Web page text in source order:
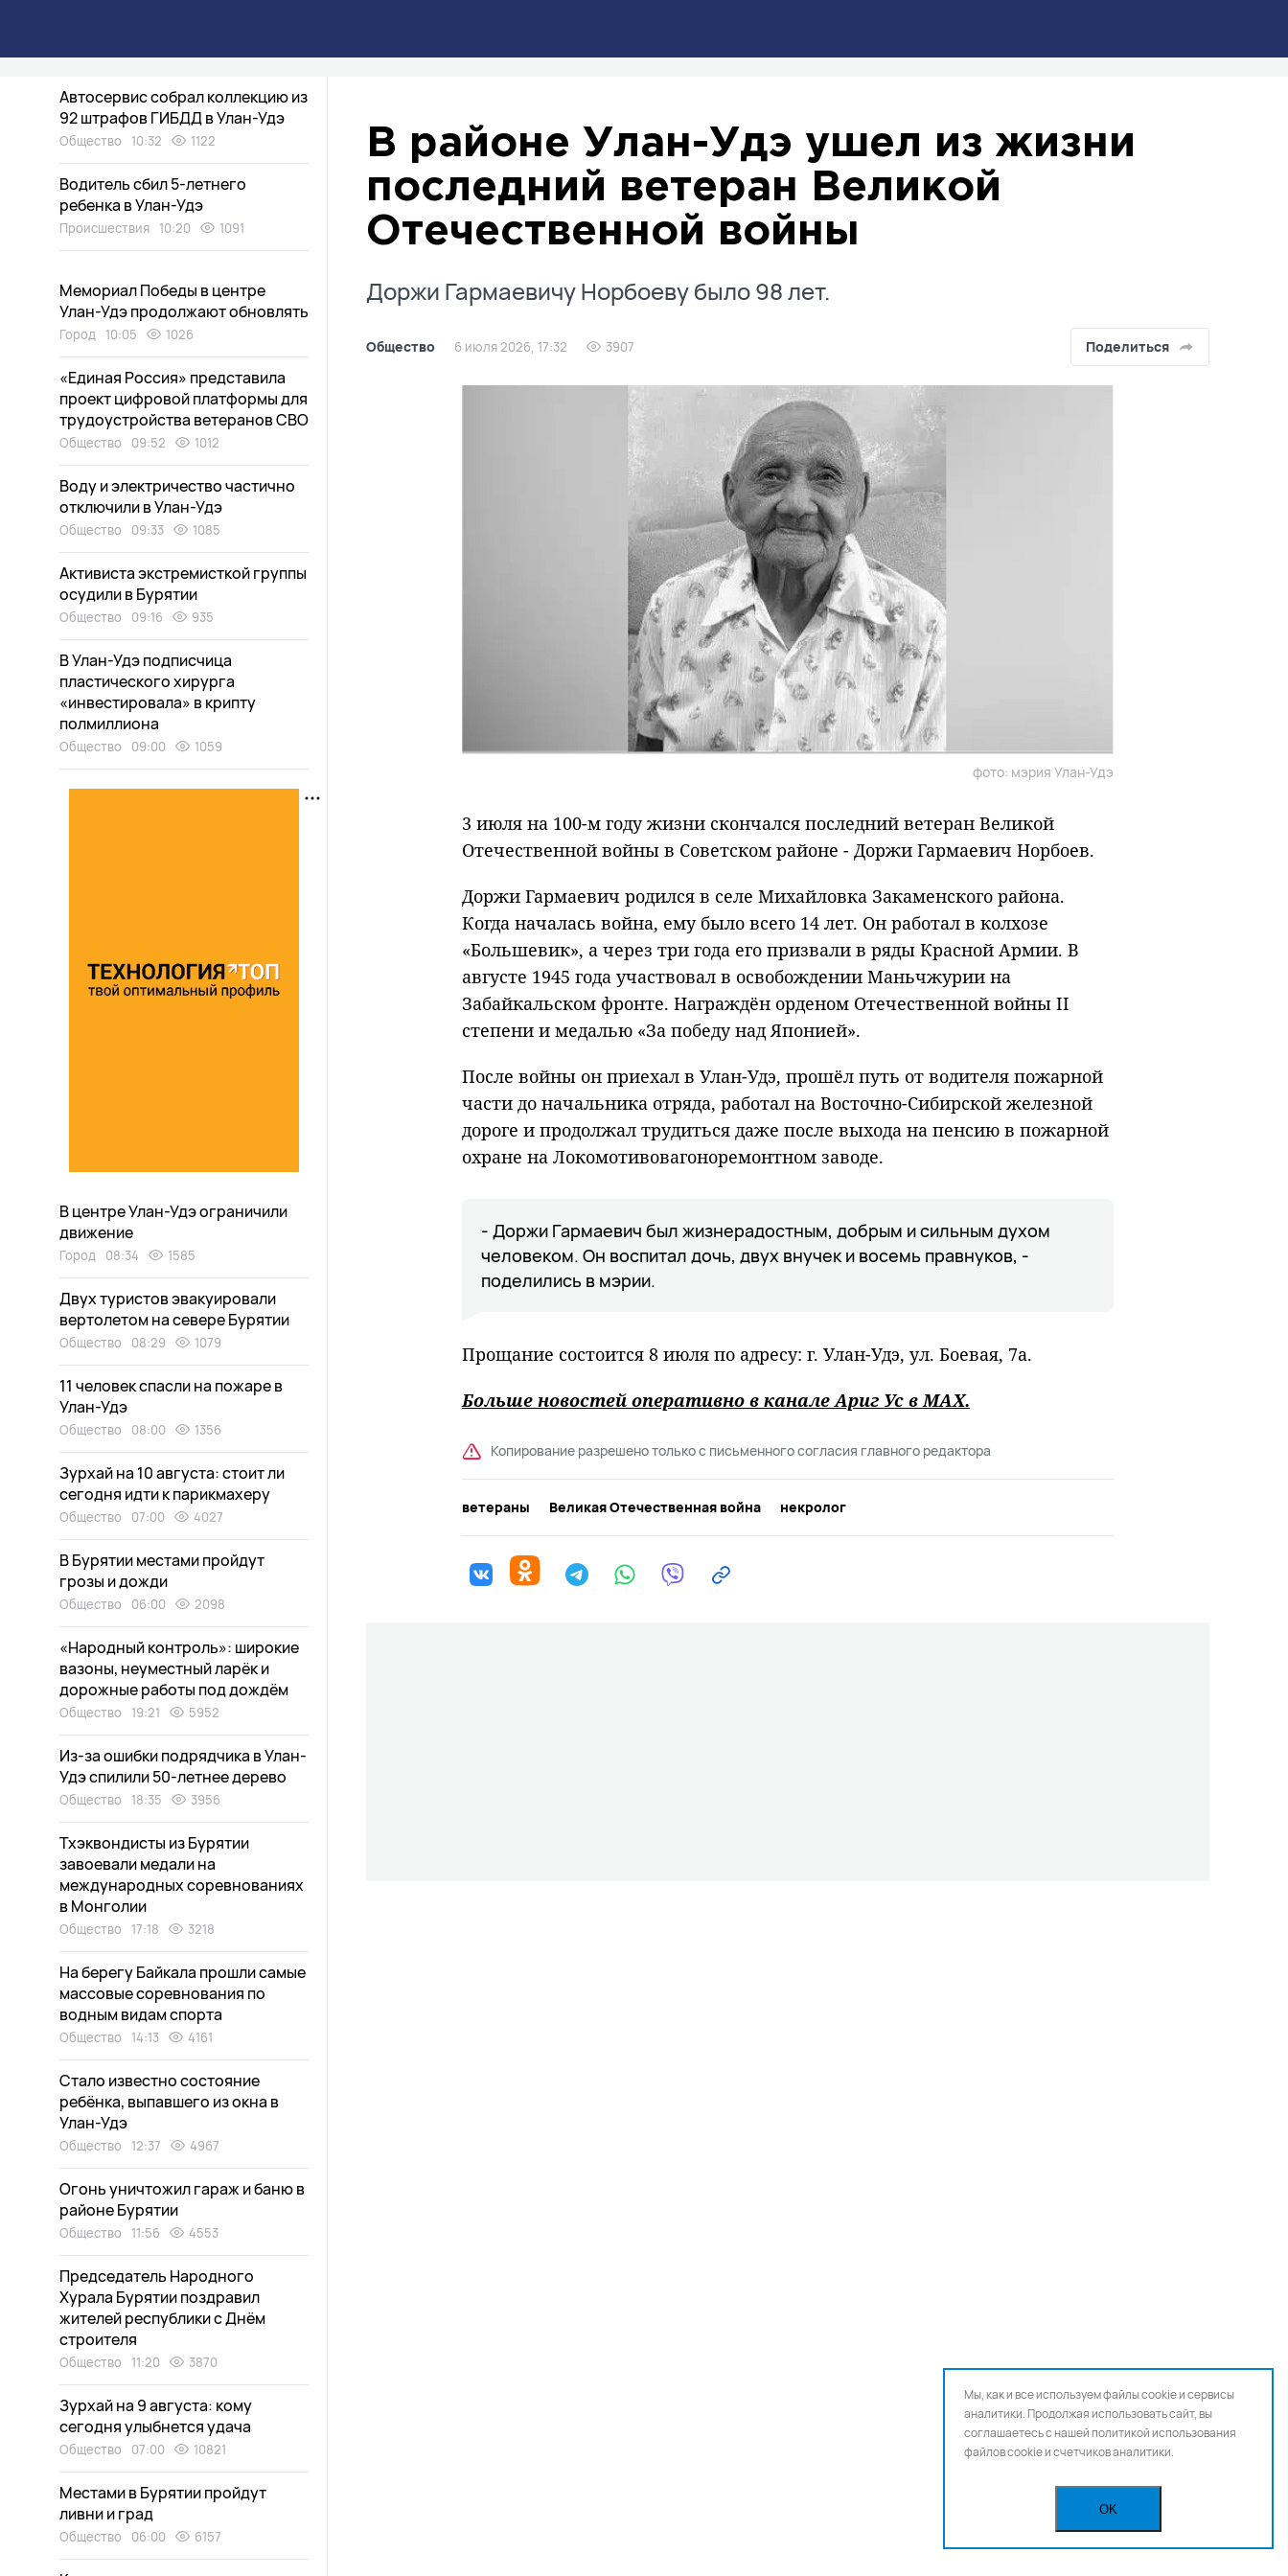
В районе Улан-Удэ ушел из жизни
последний ветеран Великой
Отечественной войны
Доржи Гармаевичу Норбоеву было 98 лет.
Общество 6 июля 2026, 17:32 3907 Поделиться
фото: мэрия Улан-Удэ
3 июля на 100-м году жизни скончался последний ветеран Великой
Отечественной войны в Советском районе - Доржи Гармаевич Норбоев.
Доржи Гармаевич родился в селе Михайловка Закаменского района.
Когда началась война, ему было всего 14 лет. Он работал в колхозе
«Большевик», а через три года его призвали в ряды Красной Армии. В
августе 1945 года участвовал в освобождении Маньчжурии на
Забайкальском фронте. Награждён орденом Отечественной войны II
степени и медалью «За победу над Японией».
После войны он приехал в Улан-Удэ, прошёл путь от водителя пожарной
части до начальника отряда, работал на Восточно-Сибирской железной
дороге и продолжал трудиться даже после выхода на пенсию в пожарной
охране на Локомотивовагоноремонтном заводе.
- Доржи Гармаевич был жизнерадостным, добрым и сильным духом
человеком. Он воспитал дочь, двух внучек и восемь правнуков, -
поделились в мэрии.
Прощание состоится 8 июля по адресу: г. Улан-Удэ, ул. Боевая, 7а.
Больше новостей оперативно в канале Ариг Ус вMAХ.
Копирование разрешено только с письменного согласия главного редактора
ветераны Великая Отечественная война некролог
Происшествия 10:57 540
Автосервис собрал коллекцию из
92 штрафов ГИБДД в Улан-Удэ
Общество 10:32 1122
Водитель сбил 5-летнего
ребенка в Улан-Удэ
Происшествия 10:20 1091
Мемориал Победы в центре
Улан-Удэ продолжают обновлять
Город 10:05 1026
«Единая Россия» представила
проект цифровой платформы для
трудоустройства ветеранов СВО
Общество 09:52 1012
Воду и электричество частично
отключили в Улан-Удэ
Общество 09:33 1085
Активиста экстремисткой группы
осудили в Бурятии
Общество 09:16 935
В Улан-Удэ подписчица
пластического хирурга
«инвестировала» в крипту
полмиллиона
Общество 09:00 1059
В центре Улан-Удэ ограничили
движение
Город 08:34 1585
Двух туристов эвакуировали
вертолетом на севере Бурятии
Общество 08:29 1079
11 человек спасли на пожаре в
Улан-Удэ
Общество 08:00 1356
Зурхай на 10 августа: стоит ли
сегодня идти к парикмахеру
Общество 07:00 4027
В Бурятии местами пройдут
грозы и дожди
Общество 06:00 2098
«Народный контроль»: широкие
вазоны, неуместный ларёк и
дорожные работы под дождём
Общество 19:21 5952
Из-за ошибки подрядчика в Улан-
Удэ спилили 50-летнее дерево
Общество 18:35 3956
Тхэквондисты из Бурятии
завоевали медали на
международных соревнованиях
в Монголии
Общество 17:18 3218
На берегу Байкала прошли самые
массовые соревнования по
водным видам спорта
Общество 14:13 4161
Стало известно состояние
ребёнка, выпавшего из окна в
Улан-Удэ
Общество 12:37 4967
Огонь уничтожил гараж и баню в
районе Бурятии
Общество 11:56 4553
Председатель Народного
Хурала Бурятии поздравил
жителей республики с Днём
строителя
Общество 11:20 3870
Зурхай на 9 августа: кому
сегодня улыбнется удача
Общество 07:00 10821
Местами в Бурятии пройдут
ливни и град
Общество 06:00 6157
Мы, как и все используем файлы cookie и сервисы
аналитики. Продолжая использовать сайт, вы
соглашаетесь с нашейполитикой использования
файлов cookie и счетчиков аналитики.
OK